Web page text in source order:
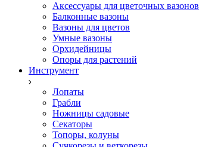
Аксессуары для цветочных вазонов
Балконные вазоны
Вазоны для цветов
Умные вазоны
Орхидейницы
Опоры для растений
Инструмент
Лопаты
Грабли
Ножницы садовые
Секаторы
Топоры, колуны